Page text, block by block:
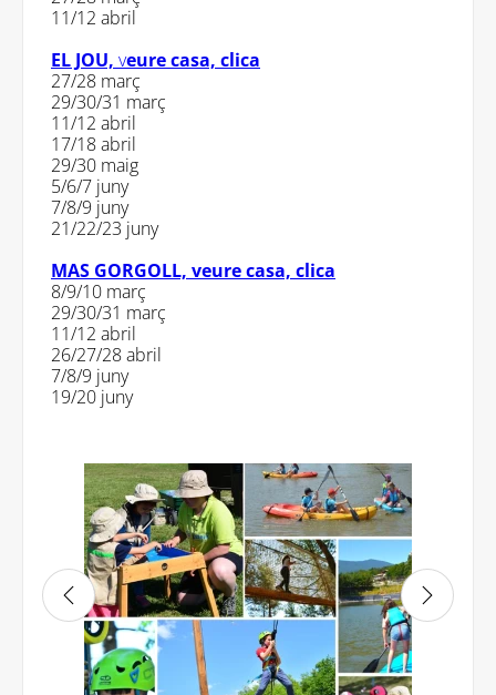
11/12 abril
EL JOU, veure casa, clica
27/28 març
29/30/31 març
11/12 abril
17/18 abril
29/30 maig
5/6/7 juny
7/8/9 juny
21/22/23 juny
MAS GORGOLL, veure casa, clica
8/9/10 març
29/30/31 març
11/12 abril
26/27/28 abril
7/8/9 juny
19/20 juny